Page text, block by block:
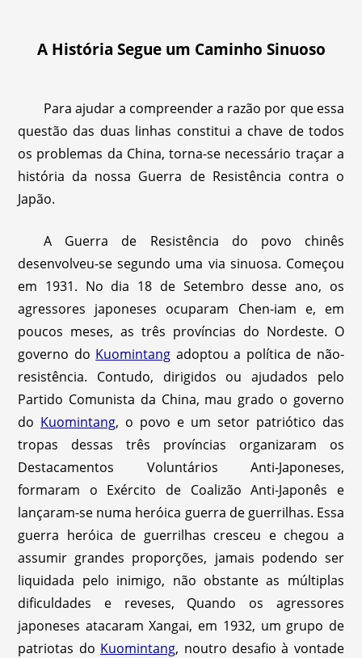
A História Segue um Caminho Sinuoso
Para ajudar a compreender a razão por que essa
questão das duas linhas constitui a chave de todos
os problemas da China, torna-se necessário traçar a
história da nossa Guerra de Resistência contra o
Japão.
A Guerra de Resistência do povo chinês
desenvolveu-se segundo uma via sinuosa. Começou
em 1931. No dia 18 de Setembro desse ano, os
agressores japoneses ocuparam Chen-iam e, em
poucos meses, as três províncias do Nordeste. O
governo do Kuomintang adoptou a política de não-
resistência. Contudo, dirigidos ou ajudados pelo
Partido Comunista da China, mau grado o governo
do Kuomintang, o povo e um setor patriótico das
tropas dessas três províncias organizaram os
Destacamentos Voluntários Anti-Japoneses,
formaram o Exército de Coalizão Anti-Japonês e
lançaram-se numa heróica guerra de guerrilhas. Essa
guerra heróica de guerrilhas cresceu e chegou a
assumir grandes proporções, jamais podendo ser
liquidada pelo inimigo, não obstante as múltiplas
dificuldades e reveses, Quando os agressores
japoneses atacaram Xangai, em 1932, um grupo de
patriotas do Kuomintang, noutro desafio à vontade